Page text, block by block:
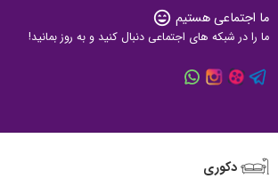
ما اجتماعی هستیم sentiment_very_satisfied
ما را در شبکه های اجتماعی دنبال کنید و به روز بمانید!
دکوری